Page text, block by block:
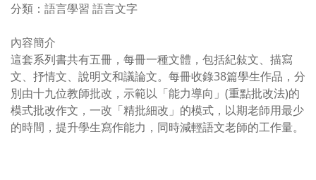
分類：語言學習 語言文字
內容簡介
這套系列書共有五冊，每冊一種文體，包括紀敍文、描寫
文、抒情文、說明文和議論文。每冊收錄38篇學生作品，分
別由十九位教師批改，示範以「能力導向」(重點批改法)的
模式批改作文，一改「精批細改」的模式，以期老師用最少
的時間，提升學生寫作能力，同時減輕語文老師的工作量。